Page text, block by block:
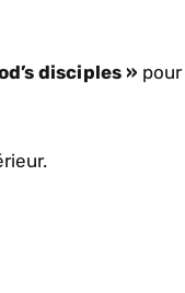
disciples » pour